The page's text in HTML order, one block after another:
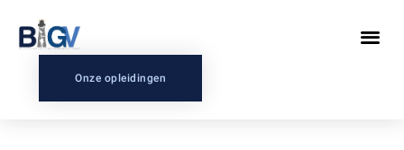
Onze opleidingen